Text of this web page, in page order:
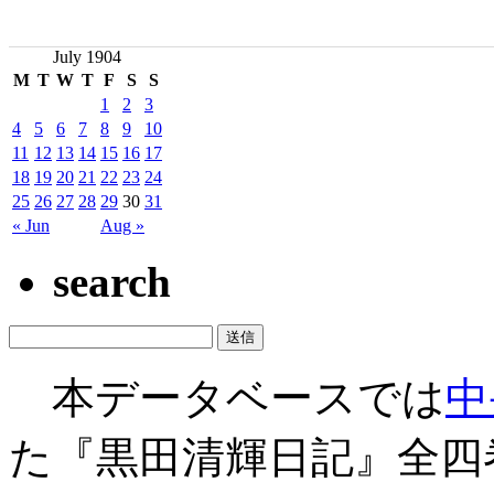
July 1904
M T W T F S S
« Jun Aug »
1 2
3
4
5 6 7 8 9
10
11 12 13 14 15 16 17
18 19 20 21 22 23 24
25 26 27 28 29 30 31
search
本データベースでは
た『黒田清輝日記』全